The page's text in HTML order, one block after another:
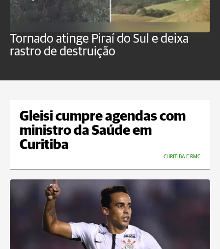
Tornado atinge Piraí do Sul e deixa
rastro de destruição
Gleisi cumpre agendas com
ministro da Saúde em
Curitiba
CURITIBA E RMC